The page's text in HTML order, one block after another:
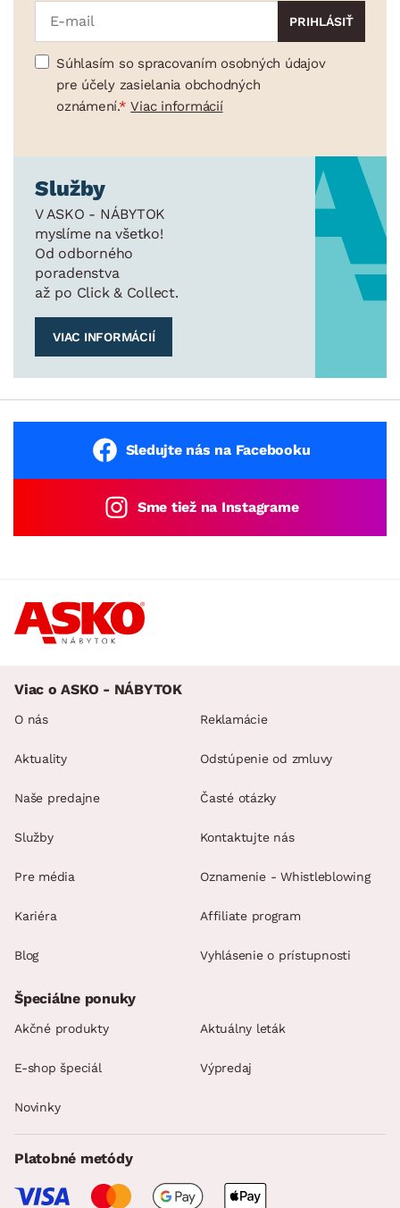
Súhlasím so spracovaním osobných údajov
pre účely zasielania obchodných
oznámení.
Viac informácií
Služby
V ASKO - NÁBYTOK
myslíme na všetko!
Od odborného
poradenstva
až po Click & Collect.
VIAC INFORMÁCIÍ
Sledujte nás na Facebooku
Sme tiež na Instagrame
Viac o ASKO - NÁBYTOK
O nás
Aktuality
Naše predajne
Služby
Pre média
Kariéra
Blog
Reklamácie
Odstúpenie od zmluvy
Časté otázky
Kontaktujte nás
Oznamenie - Whistleblowing
Affiliate program
Vyhlásenie o prístupnosti
Špeciálne ponuky
Akčné produkty Aktuálny leták
E-shop špeciál Výpredaj
Novinky
Platobné metódy